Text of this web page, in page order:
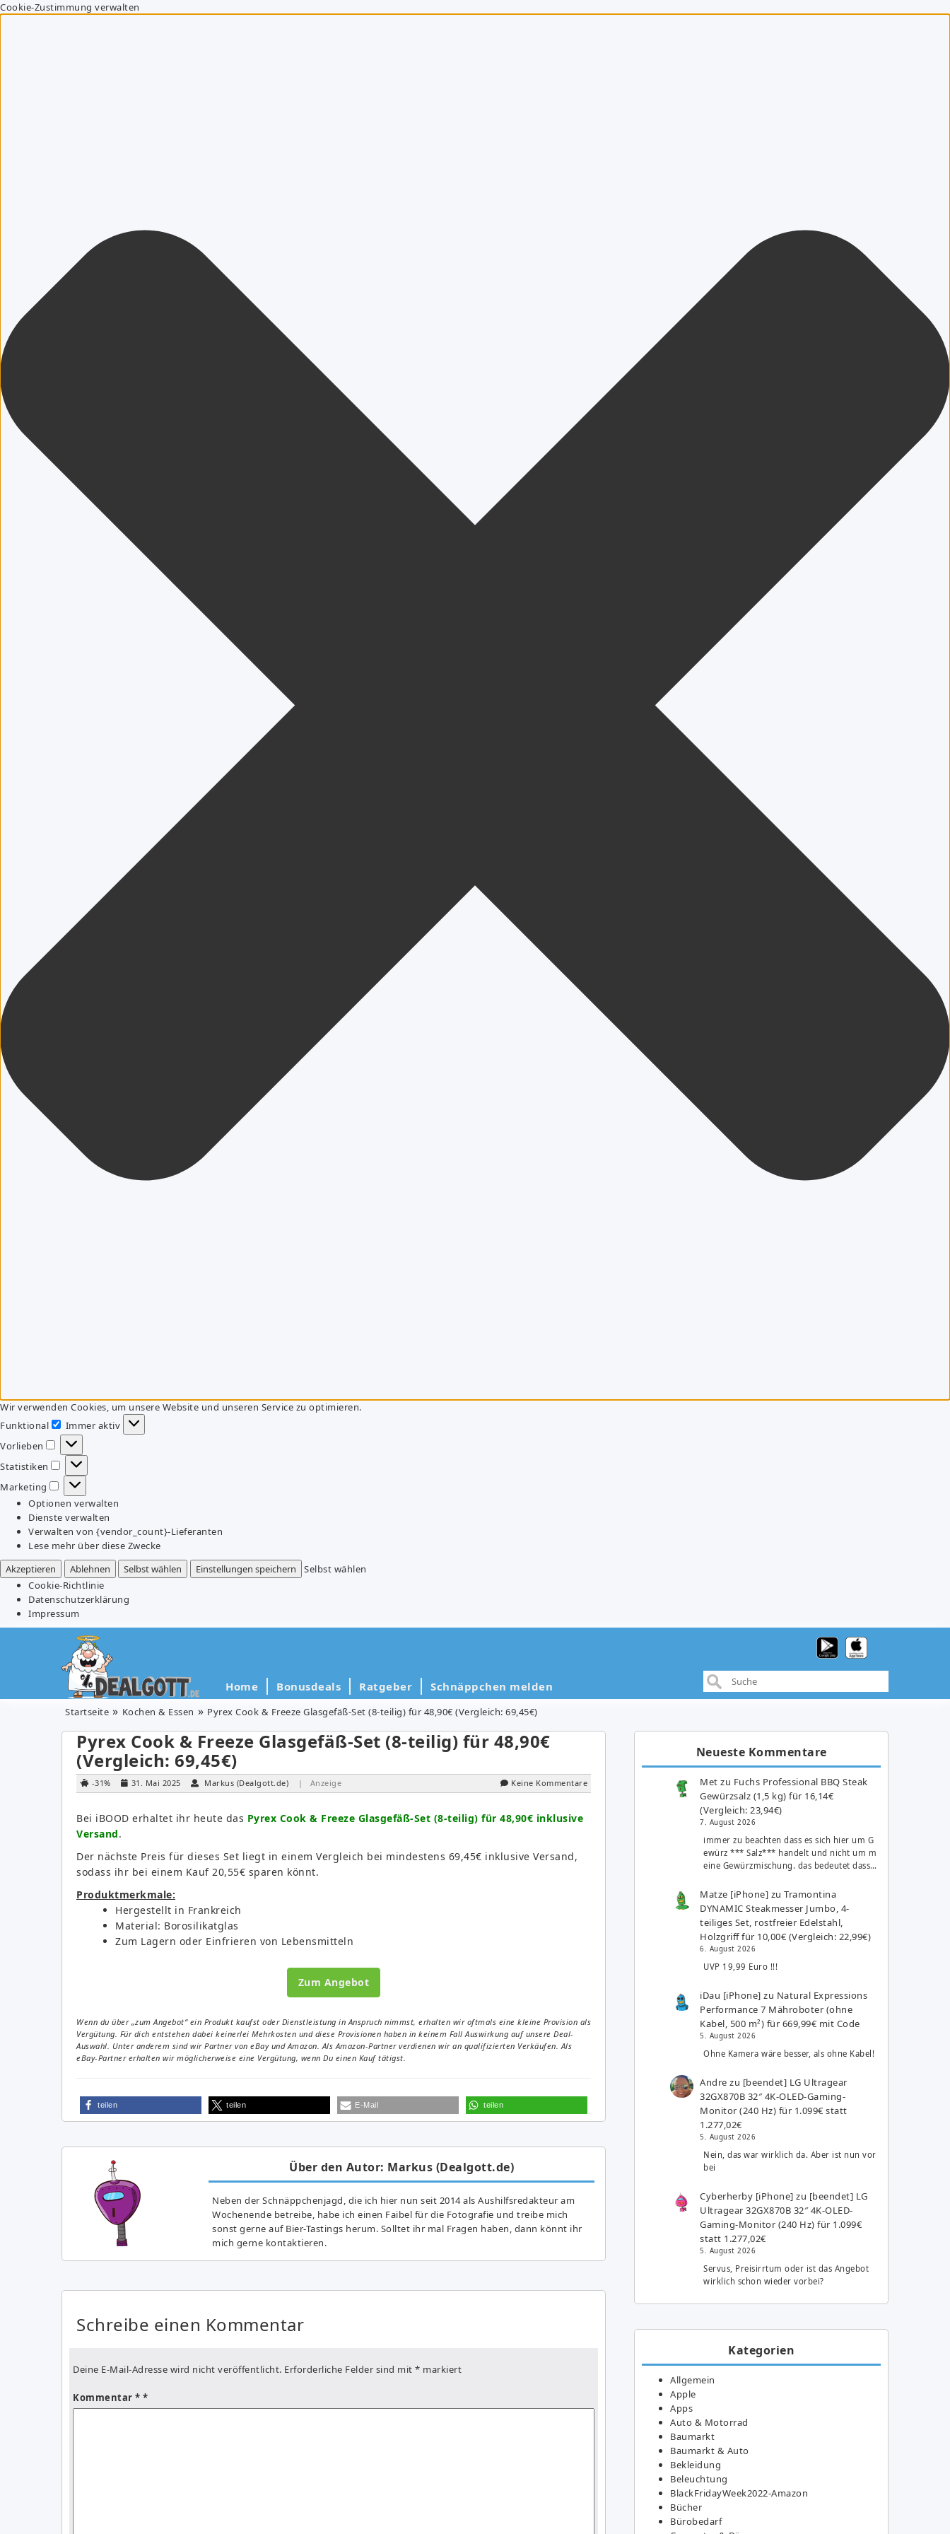
Cookie-Zustimmung verwalten
Wir verwenden Cookies, um unsere Website und unseren Service zu optimieren.
Funktional
Funktional
Immer aktiv
Vorlieben
Vorlieben
Statistiken
Statistiken
Marketing
Marketing
Optionen verwalten
Dienste verwalten
Verwalten von {vendor_count}-Lieferanten
Lese mehr über diese Zwecke
Akzeptieren
Ablehnen Selbst wählen Einstellungen speichern
Selbst wählen
Cookie-Richtlinie
Datenschutzerklärung
Impressum
Home Bonusdeals Ratgeber Schnäppchen melden
Startseite Kochen & Essen Pyrex Cook & Freeze Glasgefäß-Set (8-teilig) für 48,90€ (Vergleich: 69,45€)
Pyrex Cook & Freeze Glasgefäß-Set (8-teilig) für 48,90€
(Vergleich: 69,45€)
-31% 31. Mai 2025 Markus (Dealgott.de) | Anzeige Keine Kommentare
Bei iBOOD erhaltet ihr heute das Pyrex Cook & Freeze Glasgefäß-Set (8-teilig) für 48,90€ inklusive
Versand.
Der nächste Preis für dieses Set liegt in einem Vergleich bei mindestens 69,45€ inklusive Versand,
sodass ihr bei einem Kauf 20,55€ sparen könnt.
Produktmerkmale:
Hergestellt in Frankreich
Material: Borosilikatglas
Zum Lagern oder Einfrieren von Lebensmitteln
Zum Angebot
Wenn du über „zum Angebot“ ein Produkt kaufst oder Dienstleistung in Anspruch nimmst, erhalten wir oftmals eine kleine Provision als
Vergütung. Für dich entstehen dabei keinerlei Mehrkosten und diese Provisionen haben in keinem Fall Auswirkung auf unsere Deal-
Auswahl. Unter anderem sind wir Partner von eBay und Amazon. Als Amazon-Partner verdienen wir an qualifizierten Verkäufen. Als
eBay-Partner erhalten wir möglicherweise eine Vergütung, wenn Du einen Kauf tätigst.
teilen teilen E-Mail teilen
Über den Autor: Markus (Dealgott.de)
Neben der Schnäppchenjagd, die ich hier nun seit 2014 als Aushilfsredakteur am
Wochenende betreibe, habe ich einen Faibel für die Fotografie und treibe mich
sonst gerne auf Bier-Tastings herum. Solltet ihr mal Fragen haben, dann könnt ihr
mich gerne kontaktieren.
Schreibe einen Kommentar
Deine E-Mail-Adresse wird nicht veröffentlicht. Erforderliche Felder sind mit * markiert
Kommentar *
Neueste Kommentare
Met zu Fuchs Professional BBQ Steak
Gewürzsalz (1,5 kg) für 16,14€
(Vergleich: 23,94€)
7. August 2026
immer zu beachten dass es sich hier um G
ewürz *** Salz*** handelt und nicht um m
eine Gewürzmischung. das bedeutet dass…
Matze [iPhone] zuTramontina
DYNAMIC Steakmesser Jumbo, 4-
teiliges Set, rostfreier Edelstahl,
Holzgriff für 10,00€ (Vergleich: 22,99€)
6. August 2026
UVP 19,99 Euro !!!
iDau [iPhone] zu Natural Expressions
Performance 7 Mähroboter (ohne
Kabel, 500 m²) für 669,99€ mit Code
5. August 2026
Ohne Kamera wäre besser, als ohne Kabel!
Andre zu [beendet] LG Ultragear
32GX870B 32″ 4K-OLED-Gaming-
Monitor (240 Hz) für 1.099€ statt
1.277,02€
5. August 2026
Nein, das war wirklich da. Aber ist nun vor
bei
Cyberherby [iPhone] zu [beendet] LG
Ultragear 32GX870B 32″ 4K-OLED-
Gaming-Monitor (240 Hz) für 1.099€
statt 1.277,02€
5. August 2026
Servus, Preisirrtum oder ist das Angebot
wirklich schon wieder vorbei?
Kategorien
Allgemein
Apple
Apps
Auto & Motorrad
Baumarkt
Baumarkt & Auto
Bekleidung
Beleuchtung
BlackFridayWeek2022-Amazon
Bücher
Bürobedarf